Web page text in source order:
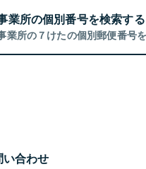
業所の個別番号を検索する
業所の７けたの個別郵便番号
い合わせ